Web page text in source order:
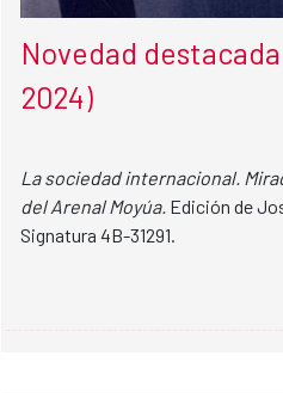
Novedad
2024)
La sociedad internacional.
del Arenal Moyúa. Edición de
Signatura 4B-31291.